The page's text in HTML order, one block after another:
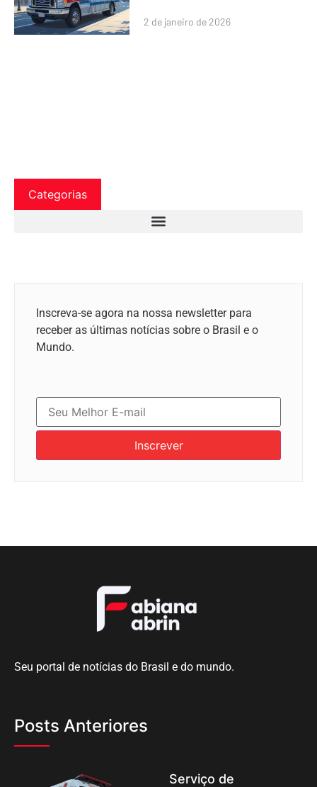
2 de janeiro de 2026
Categorias
Inscreva-se agora na nossa newsletter para
receber as últimas notícias sobre o Brasil e o
Mundo.
Inscrever
Seu portal de notícias do Brasil e do mundo.
Posts Anteriores
Serviço de